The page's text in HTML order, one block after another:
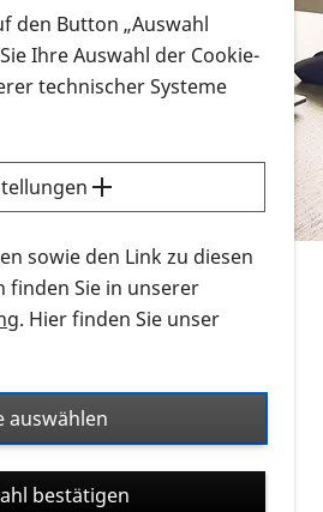
in verschiedenen
Ort
Sie nach Infonmaterial
bzw. herunterladen
sich dieErklärvideos zum
der PRO RETINA-Website
Menschen an.
Sie sämtliches Infomaterial
um ausschließlich
Audios oder Videos zu
und Broschüren werden in
angeboten: zur
den Button „Auswahl
Ihre Auswahl der Cookie-
technischer Systeme
sowie den Link zu diesen
finden Sie in unserer
. Hier finden Sie unser
auswählen
bestätigen